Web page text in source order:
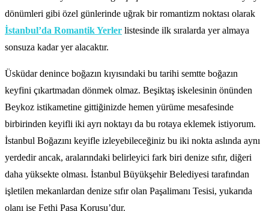
dönümleri gibi özel günlerinde uğrak bir romantizm noktası olarak
İstanbul’da Romantik Yerler listesinde ilk sıralarda yer almaya
sonsuza kadar yer alacaktır.
Üsküdar denince boğazın kıyısındaki bu tarihi semtte boğazın
keyfini çıkartmadan dönmek olmaz. Beşiktaş iskelesinin önünden
Beykoz istikametine gittiğinizde hemen yürüme mesafesinde
birbirinden keyifli iki ayrı noktayı da bu rotaya eklemek istiyorum.
İstanbul Boğazını keyifle izleyebileceğiniz bu iki nokta aslında aynı
yerdedir ancak, aralarındaki belirleyici fark biri denize sıfır, diğeri
daha yüksekte olması. İstanbul Büyükşehir Belediyesi tarafından
işletilen mekanlardan denize sıfır olan Paşalimanı Tesisi, yukarıda
olanı ise Fethi Paşa Korusu’dur.